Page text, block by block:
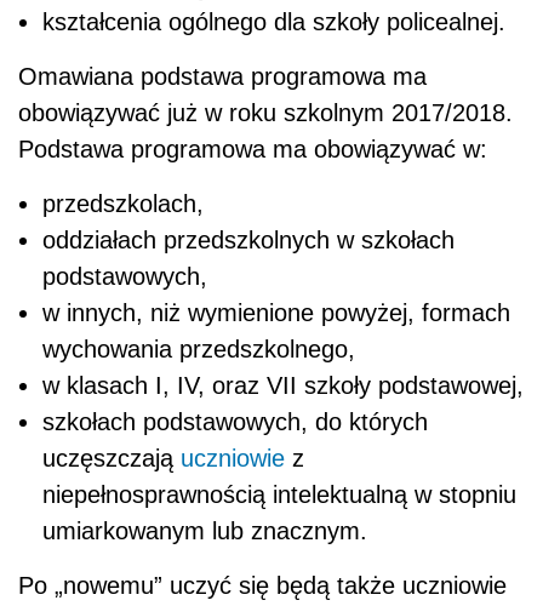
kształcenia ogólnego dla szkoły policealnej.
Omawiana podstawa programowa ma
obowiązywać już w roku szkolnym 2017/2018.
Podstawa programowa ma obowiązywać w:
przedszkolach,
oddziałach przedszkolnych w szkołach
podstawowych,
w innych, niż wymienione powyżej, formach
wychowania przedszkolnego,
w klasach I, IV, oraz VII szkoły podstawowej,
szkołach podstawowych, do których
uczęszczają uczniowie z
niepełnosprawnością intelektualną w stopniu
umiarkowanym lub znacznym.
Po „nowemu” uczyć się będą także uczniowie